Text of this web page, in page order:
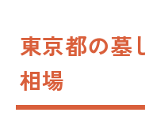
東京都の墓
相場